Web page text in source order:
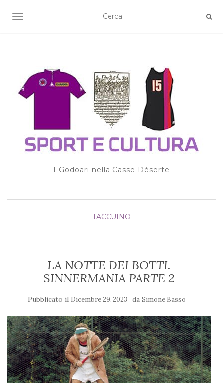
TOGGLE NAVIGATION
I Godoari nella Casse Déserte
TACCUINO
LA NOTTE DEI BOTTI.
SINNERMANIA PARTE 2
Pubblicato il Dicembre 29, 2023 da Simone Basso